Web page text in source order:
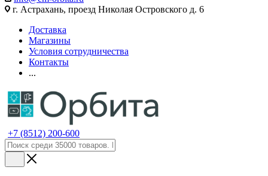
г. Астрахань, проезд Николая Островского д. 6
Доставка
Магазины
Условия сотрудничества
Контакты
...
+7 (8512) 200-600